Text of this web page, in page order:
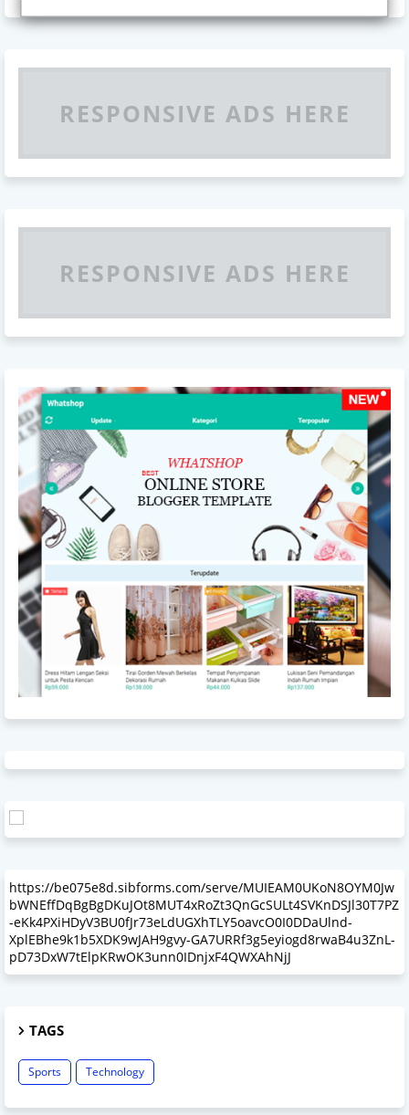
RESPONSIVE ADS HERE
RESPONSIVE ADS HERE
https://be075e8d.sibforms.com/serve/MUIEAM0UKoN8OYM0Jw
bWNEffDqBgBgDKuJOt8MUT4xRoZt3QnGcSULt4SVKnDSJl30T7PZ
-eKk4PXiHDyV3BU0fJr73eLdUGXhTLY5oavcO0I0DDaUlnd-
XplEBhe9k1b5XDK9wJAH9gvy-GA7URRf3g5eyiogd8rwaB4u3ZnL-
pD73DxW7tElpKRwOK3unn0IDnjxF4QWXAhNjJ
TAGS
Sports Technology